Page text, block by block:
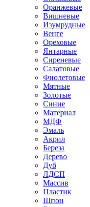
Оранжевые
Вишневые
Изумрудные
Венге
Ореховые
Янтарные
Сиреневые
Салатовые
Фиолетовые
Мятные
Золотые
Синие
Материал
МДФ
Эмаль
Акрил
Береза
Дерево
Дуб
ЛДСП
Массив
Пластик
Шпон